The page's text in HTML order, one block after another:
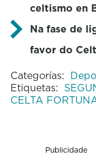
celtismo en
Na fase de
favor do
Categorías:
Etiquetas:
CELTA
Publicidade